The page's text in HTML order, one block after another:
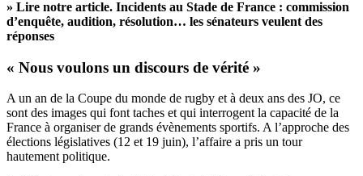
» Lire notre article. Incidents au Stade de France : commission
d’enquête, audition, résolution… les sénateurs veulent des
réponses
« Nous voulons un discours de vérité »
A un an de la Coupe du monde de rugby et à deux ans des JO, ce
sont des images qui font taches et qui interrogent la capacité de la
France à organiser de grands évènements sportifs. A l’approche des
élections législatives (12 et 19 juin), l’affaire a pris un tour
hautement politique.